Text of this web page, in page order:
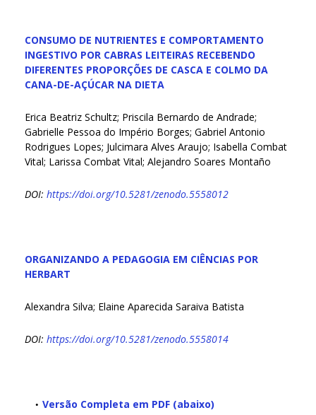
CONSUMO DE NUTRIENTES E COMPORTAMENTO
INGESTIVO POR CABRAS LEITEIRAS RECEBENDO
DIFERENTES PROPORÇÕES DE CASCA E COLMO DA
CANA-DE-AÇÚCAR NA DIETA
Erica Beatriz Schultz; Priscila Bernardo de Andrade;
Gabrielle Pessoa do Império Borges; Gabriel Antonio
Rodrigues Lopes; Julcimara Alves Araujo; Isabella Combat
Vital; Larissa Combat Vital; Alejandro Soares Montaño
DOI: https://doi.org/10.5281/zenodo.5558012
ORGANIZANDO A PEDAGOGIA EM CIÊNCIAS POR
HERBART
Alexandra Silva; Elaine Aparecida Saraiva Batista
DOI: https://doi.org/10.5281/zenodo.5558014
Versão Completa em PDF (abaixo)